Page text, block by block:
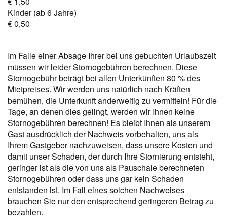
Kinder (ab 6 Jahre)
€ 0,50
Im Falle einer Absage Ihrer bei uns gebuchten Urlaubszeit
müssen wir leider Stornogebühren berechnen. Diese
Stornogebühr beträgt bei allen Unterkünften 80 % des
Mietpreises. Wir werden uns natürlich nach Kräften
bemühen, die Unterkunft anderweitig zu vermitteln! Für die
Tage, an denen dies gelingt, werden wir Ihnen keine
Stornogebühren berechnen! Es bleibt Ihnen als unserem
Gast ausdrücklich der Nachweis vorbehalten, uns als
Ihrem Gastgeber nachzuweisen, dass unsere Kosten und
damit unser Schaden, der durch Ihre Stornierung entsteht,
geringer ist als die von uns als Pauschale berechneten
Stornogebühren oder dass uns gar kein Schaden
entstanden ist. Im Fall eines solchen Nachweises
brauchen Sie nur den entsprechend geringeren Betrag zu
bezahlen.